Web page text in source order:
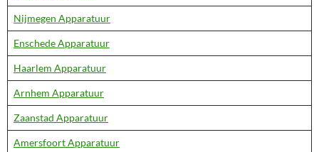
Nijmegen Apparatuur
Enschede Apparatuur
Haarlem Apparatuur
Arnhem Apparatuur
Zaanstad Apparatuur
Amersfoort Apparatuur